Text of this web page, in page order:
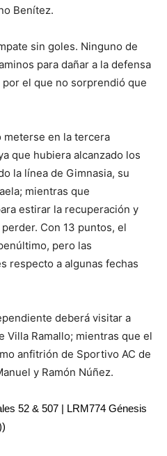
Benítez.
sin goles. Ninguno de
para dañar a la defensa
el que no sorprendió que
en la tercera
que hubiera alcanzado los
la línea de Gimnasia, su
mientras que
estirar la recuperación y
Con 13 puntos, el
pero las
respecto a algunas fechas
deberá visitar a
Villa Ramallo; mientras que el
anfitrión de Sportivo AC de
y Ramón Núñez.
52 & 507 | LRM774 Génesis